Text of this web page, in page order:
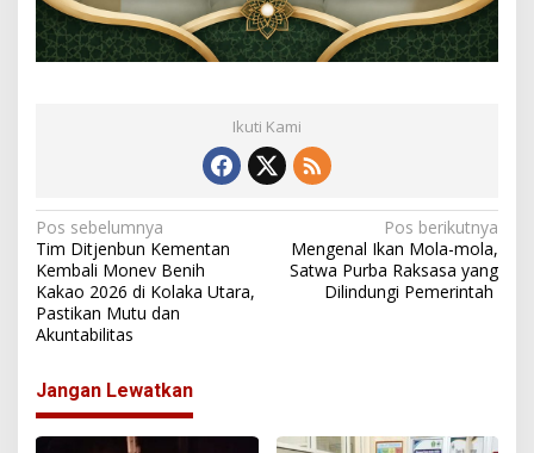
Ikuti Kami
N
a
v
i
a
s
Pos sebelumnya
Tim Ditjenbun Kementan
Kembali Monev Benih
Kakao 2026 di Kolaka Utara,
Pastikan Mutu dan
Akuntabilitas
Pos berikutnya
Mengenal Ikan Mola-mola,
Satwa Purba Raksasa yang
Dilindungi Pemerintah
Jangan Lewatkan